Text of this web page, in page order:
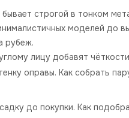
строгой в тонком
моделей до
рубеж.
лицу добавят
оправы. Как собрать
до покупки. Как